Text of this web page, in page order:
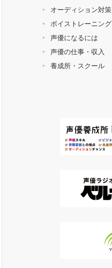
オーディション対策
ボイストレーニング
声優になるには
声優の仕事・収入
養成所・スクール